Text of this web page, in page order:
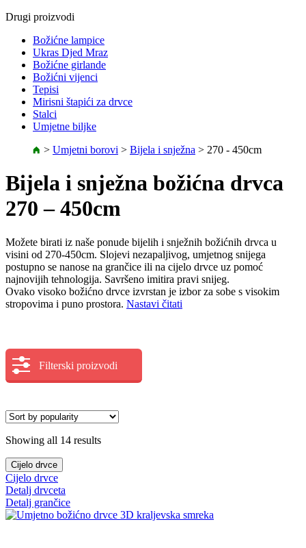
Drugi proizvodi
Božićne lampice
Ukras Djed Mraz
Božićne girlande
Božićni vijenci
Tepisi
Mirisni štapići za drvce
Stalci
Umjetne biljke
> Umjetni borovi > Bijela i snježna > 270 - 450cm
Bijela i snježna božićna drvca
270 – 450cm
Možete birati iz naše ponude bijelih i snježnih božićnih drvca u
visini od 270-450cm. Slojevi nezapaljivog, umjetnog snijega
postupno se nanose na grančice ili na cijelo drvce uz pomoć
najnovijih tehnologija. Savršeno imitira pravi snijeg.
Ovako visoko božićno drvce izvrstan je izbor za sobe s visokim
stropovima i puno prostora. Nastavi čitati
Filterski proizvodi
Showing all 14 results
Cijelo drvce
Cijelo drvce
Detalj drvceta
Detalj grančice